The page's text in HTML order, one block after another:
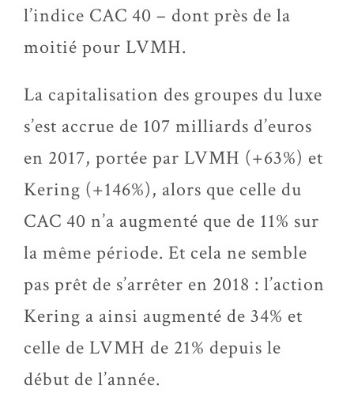
l’indice CAC 40 – dont près de la
moitié pour LVMH.
La capitalisation des groupes du luxe
s’est accrue de 107 milliards d’euros
en 2017, portée par LVMH (+63%) et
Kering (+146%), alors que celle du
CAC 40 n’a augmenté que de 11% sur
la même période. Et cela ne semble
pas prêt de s’arrêter en 2018 : l’action
Kering a ainsi augmenté de 34% et
celle de LVMH de 21% depuis le
début de l’année.